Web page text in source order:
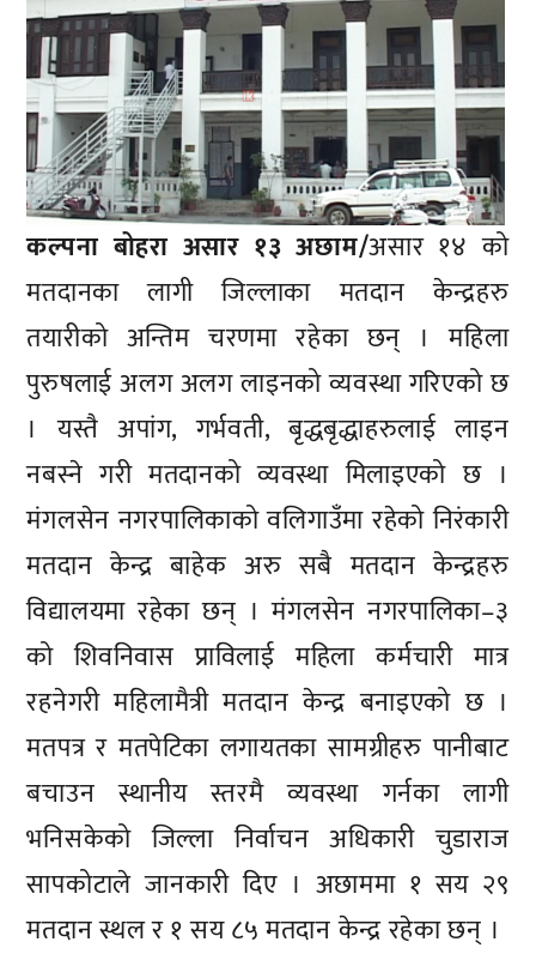
कल्पना बोहरा असार १३ अछाम/असार १४ को
मतदानका लागी जिल्लाका मतदान केन्द्रहरु
तयारीको अन्तिम चरणमा रहेका छन् । महिला
पुरुषलाई अलग अलग लाइनको व्यवस्था गरिएको छ
। यस्तै अपांग, गर्भवती, बृद्धबृद्धाहरुलाई लाइन
नबस्ने गरी मतदानको व्यवस्था मिलाइएको छ ।
मंगलसेन नगरपालिकाको वलिगाउँमा रहेको निरंकारी
मतदान केन्द्र बाहेक अरु सबै मतदान केन्द्रहरु
विद्यालयमा रहेका छन् । मंगलसेन नगरपालिका–३
को शिवनिवास प्राविलाई महिला कर्मचारी मात्र
रहनेगरी महिलामैत्री मतदान केन्द्र बनाइएको छ ।
मतपत्र र मतपेटिका लगायतका सामग्रीहरु पानीबाट
बचाउन स्थानीय स्तरमै व्यवस्था गर्नका लागी
भनिसकेको जिल्ला निर्वाचन अधिकारी चुडाराज
सापकोटाले जानकारी दिए । अछाममा १ सय २९
मतदान स्थल र १ सय ८५ मतदान केन्द्र रहेका छन् ।